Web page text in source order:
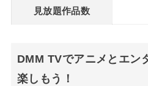
見放題作品数
DMM TVでアニメとエン
楽しもう！